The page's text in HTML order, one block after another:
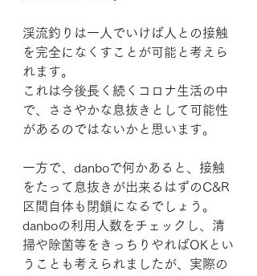
渓流釣りは一人でいけば人との接触
を完全になくすことが可能と考えら
れます。
これは今後長く続くコロナ生活の中
で、ささやかな息抜きとして可能性
があるのではないかと思います。
一方で、danboで何かあると、接触
をたって息抜きが出来るはずのC&R
区間自体も閉鎖になるでしょう。
danboの利用人数をチェックし、清
掃や除菌等をきっちりやればOKとい
うことも考えられましたが、実際の